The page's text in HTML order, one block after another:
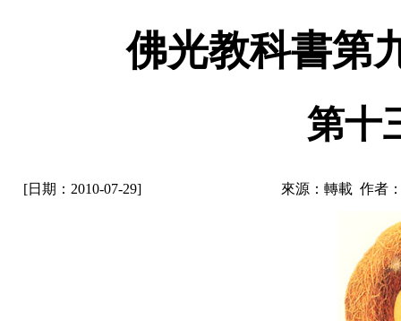
佛光教科書第
第十
[日期：2010-07-29] 來源：轉載 作者